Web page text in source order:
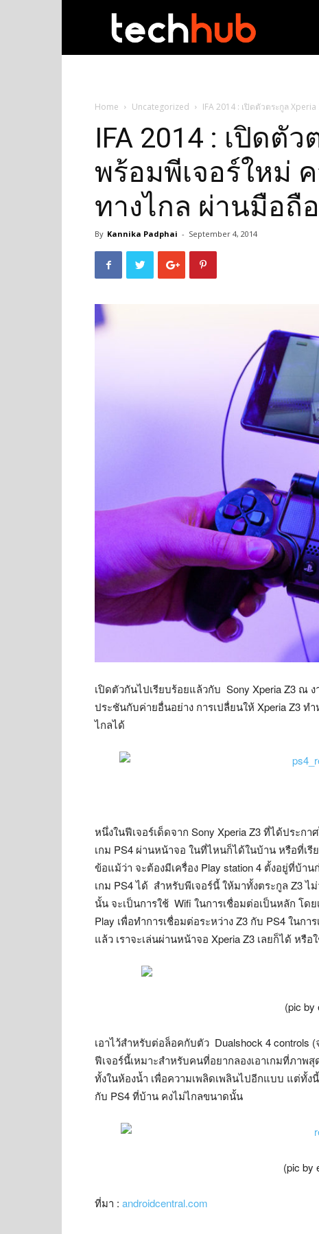
Home Uncategorized IFA 2014 : เปิดตัวตระกูล
IFA 2014 : เปิดตั
พร้อมพีเจอร์ใหม่
ทางไกล ผ่านมือถื
By Kannika Padphai - September 4, 2014
เปิดตัวกันไปเรียบร้อยแล้วกับ Sony Xperia Z3 ณ ง
ประชันกับค่ายอื่นอย่าง การเปลื่ยนให้ Xperia Z3 ท
ไกลได้
หนึ่งในฟีเจอร์เด็ดจาก Sony Xperia Z3 ที่ได้ประก
เกม PS4 ผ่านหน้าจอ ในที่ไหนก็ได้ในบ้าน หรือที่เรี
ข้อแม้ว่า จะต้องมีเครื่อง Play station 4 ตั้งอยู่ที่บ้า
เกม PS4 ได้ สำหรับพีเจอร์นี้ ให้มาทั้งตระกูล Z3 ไ
นั้น จะเป็นการใช้ Wifi ในการเชื่อมต่อเป็นหลัก โด
Play เพื่อทำการเชื่อมต่อระหว่าง Z3 กับ PS4 ใน
แล้ว เราจะเล่นผ่านหน้าจอ Xperia Z3 เลยก็ได้ หรื
(pic by
เอาไว้สำหรับต่อล็อคกับตัว Dualshock 4 controls
ฟีเจอร์นี้เหมาะสำหรับคนที่อยากลองเอาเกมที่ภาพ
ทั้งในห้องน้ำ เพื่อความเพลิดเพลินไปอีกแบบ แต่ทั้ง
กับ PS4 ที่บ้าน คงไม่ไกลขนาดนั้น
(pic by
ที่มา : androidcentral.com